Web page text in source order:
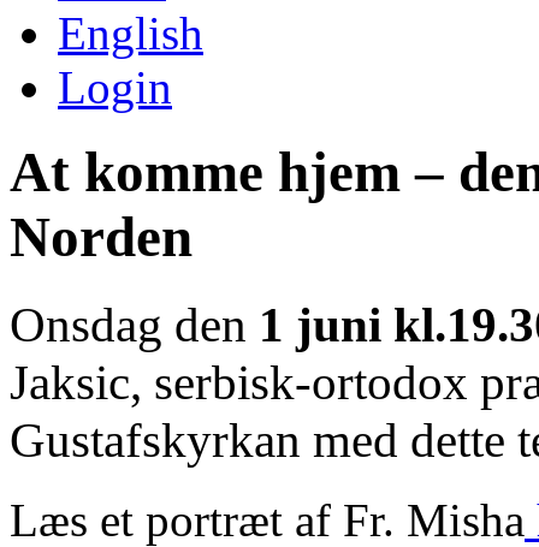
English
Login
At komme hjem –
Norden
Onsdag den 1 juni
Jaksic, serbisk-ortodox
Gustafskyrkan med dette
Læs et portræt af Fr. Misha